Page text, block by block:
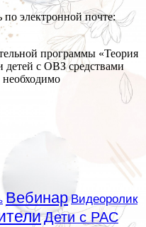
по электронной почте:
программы «Теория
детей с ОВЗ средствами
необходимо
Вебинар Видеоролик
Дети с РАС